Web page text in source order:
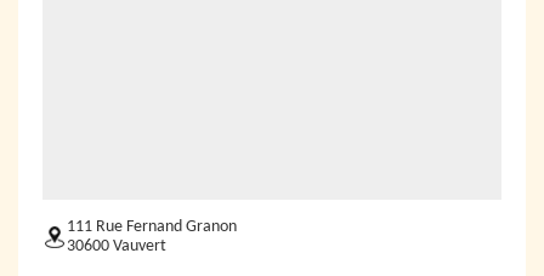
111 Rue Fernand Granon
30600 Vauvert